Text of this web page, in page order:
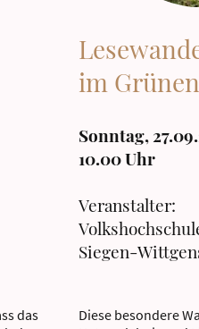
das
im Grünen
Sonntag,
10.00 Uhr
Veranstalter:
Siegen-
Diese besondere